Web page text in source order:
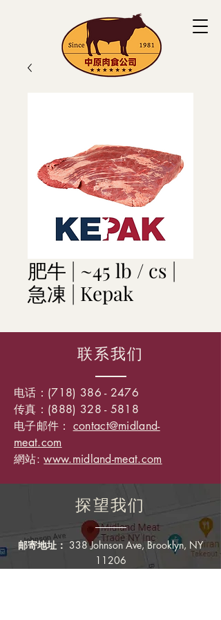
肥牛 | ~45 lb / cs |
急凍 | Kepak
联系我们
电话：(718) 386 - 2476
传真：(888) 328 - 5818
电子邮件： contact@midland-
meat.com
網站:www.midland-meat.com
探望我们
邮寄地址： 338 Johnson Ave, Brooklyn, NY
11206